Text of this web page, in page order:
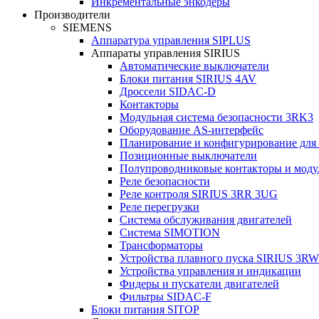
Производители
SIEMENS
Аппаратура управления SIPLUS
Аппараты управления SIRIUS
Автоматические выключатели
Блоки питания SIRIUS 4AV
Дроссели SIDAC-D
Контакторы
Модульная система безопасности 3RK3
Оборудование AS-интерфейс
Планирование и конфигурирование
Позиционные выключатели
Полупроводниковые контакторы и
Реле безопасности
Реле контроля SIRIUS 3RR 3UG
Реле перегрузки
Сиcтема обслуживания двигателей
Система SIMOTION
Трансформаторы
Устройства плавного пуска SIRIUS 3RW
Устройства управления и индикации
Фидеры и пускатели двигателей
Фильтры SIDAC-F
Блоки питания SITOP